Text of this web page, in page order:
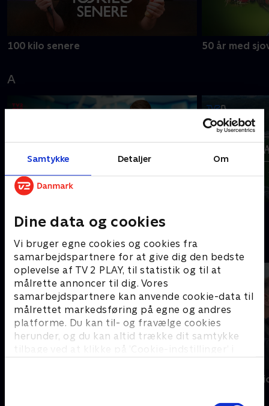
Samtykke Detaljer Om
Dine data og cookies
Vi bruger egne cookies og cookies fra
samarbejdspartnere for at give dig den bedste
oplevelse af TV 2 PLAY, til statistik og til at
målrette annoncer til dig. Vores
samarbejdspartnere kan anvende cookie-data til
målrettet markedsføring på egne og andres
platforme. Du kan til- og fravælge cookies
herunder, og du kan altid trække dit samtykke
tilbage ved at klikke på ’Cookie-indstillinger’ i
100 kilo senere 50 år med
A
B
Bonden og